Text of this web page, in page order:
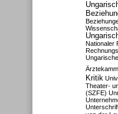
Nationaler
Kritik
Theater-
(SZFE)